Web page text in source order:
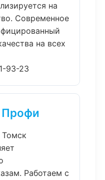
на
Современное
на всех
93-23
Томск
Работаем с